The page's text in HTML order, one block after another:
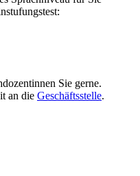
Sie gerne.
an die Geschäftsstelle.